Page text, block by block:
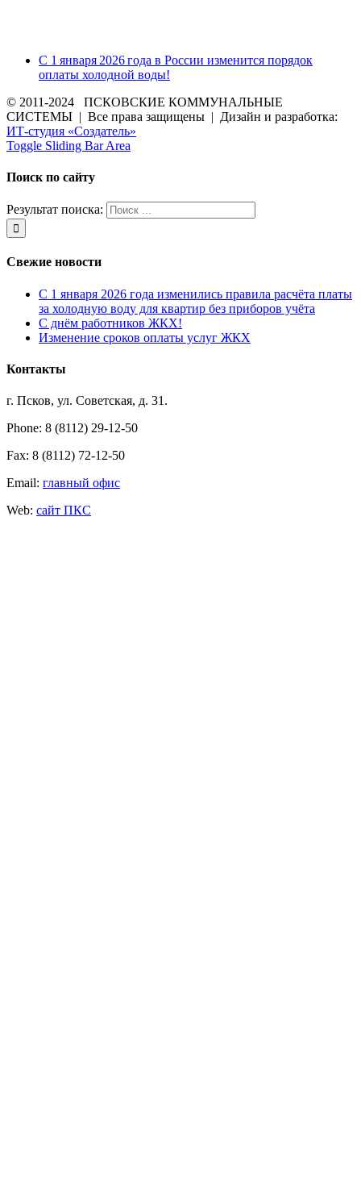
С 1 января 2026 года в России изменится порядок
оплаты холодной воды!
© 2011-2024 ПСКОВСКИЕ КОММУНАЛЬНЫЕ
СИСТЕМЫ | Все права защищены | Дизайн и разработка:
ИТ-студия «Создатель»
Toggle Sliding Bar Area
Поиск по сайту
Результат поиска:
Свежие новости
С 1 января 2026 года изменились правила расчёта платы
за холодную воду для квартир без приборов учёта
С днём работников ЖКХ!
Изменение сроков оплаты услуг ЖКХ
Контакты
г. Псков, ул. Советская, д. 31.
Phone: 8 (8112) 29-12-50
Fax: 8 (8112) 72-12-50
Email: главный офис
Web: сайт ПКС